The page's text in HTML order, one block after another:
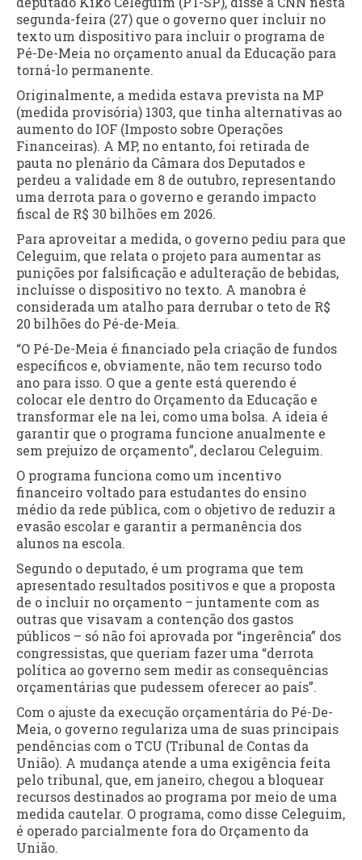
segunda-feira (27) que o governo quer incluir no
texto um dispositivo para incluir o programa de
Pé-De-Meia no orçamento anual da Educação para
torná-lo permanente.
Originalmente, a medida estava prevista na MP
(medida provisória) 1303, que tinha alternativas ao
aumento do IOF (Imposto sobre Operações
Financeiras). A MP, no entanto, foi retirada de
pauta no plenário da Câmara dos Deputados e
perdeu a validade em 8 de outubro, representando
uma derrota para o governo e gerando impacto
fiscal de R$ 30 bilhões em 2026.
Para aproveitar a medida, o governo pediu para que
Celeguim, que relata o projeto para aumentar as
punições por falsificação e adulteração de bebidas,
incluísse o dispositivo no texto. A manobra é
considerada um atalho para derrubar o teto de R$
20 bilhões do Pé-de-Meia.
“O Pé-De-Meia é financiado pela criação de fundos
específicos e, obviamente, não tem recurso todo
ano para isso. O que a gente está querendo é
colocar ele dentro do Orçamento da Educação e
transformar ele na lei, como uma bolsa. A ideia é
garantir que o programa funcione anualmente e
sem prejuízo de orçamento”, declarou Celeguim.
O programa funciona como um incentivo
financeiro voltado para estudantes do ensino
médio da rede pública, com o objetivo de reduzir a
evasão escolar e garantir a permanência dos
alunos na escola.
Segundo o deputado, é um programa que tem
apresentado resultados positivos e que a proposta
de o incluir no orçamento – juntamente com as
outras que visavam a contenção dos gastos
públicos – só não foi aprovada por “ingerência” dos
congressistas, que queriam fazer uma “derrota
política ao governo sem medir as consequências
orçamentárias que pudessem oferecer ao país”.
Com o ajuste da execução orçamentária do Pé-De-
Meia, o governo regulariza uma de suas principais
pendências com o TCU (Tribunal de Contas da
União). A mudança atende a uma exigência feita
pelo tribunal, que, em janeiro, chegou a bloquear
recursos destinados ao programa por meio de uma
medida cautelar. O programa, como disse Celeguim,
é operado parcialmente fora do Orçamento da
União.